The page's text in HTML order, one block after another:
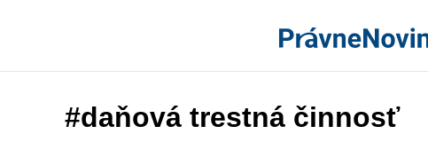
#daňová trestná činnosť